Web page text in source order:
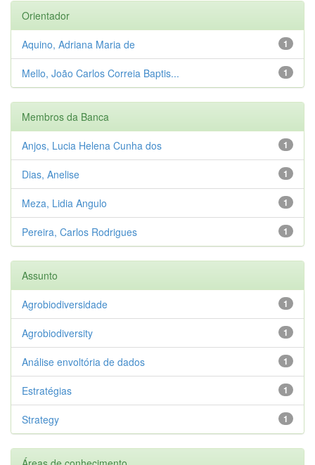
Orientador
1
Aquino, Adriana Maria de
1
Mello, João Carlos Correia Baptis...
Membros da Banca
1
Anjos, Lucia Helena Cunha dos
1
Dias, Anelise
1
Meza, Lidia Angulo
1
Pereira, Carlos Rodrigues
Assunto
1
Agrobiodiversidade
1
Agrobiodiversity
1
Análise envoltória de dados
1
Estratégias
1
Strategy